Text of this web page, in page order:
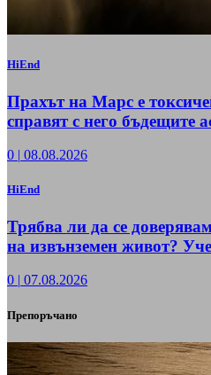
HiEnd
Прахът на Марс е
справят с него бъдещите
0 | 08.08.2026
HiEnd
Трябва ли да се
на извънземен живот?
0 | 07.08.2026
Препоръчано